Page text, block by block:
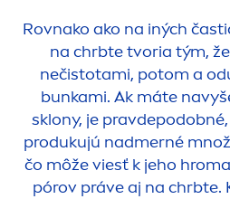
Rovnako ako na iných
na chrbte tvoria tým,
nečistotami, potom a
bunkami. Ak máte
sklony, je
produkujú nadmerné
čo môže viesť k jeho
pórov práve aj na chrbte.